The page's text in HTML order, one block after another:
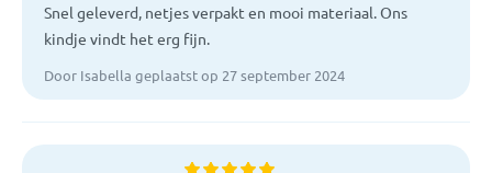
Snel geleverd, netjes verpakt en mooi materiaal. Ons
kindje vindt het erg fijn.
Door Isabella geplaatst op 27 september 2024